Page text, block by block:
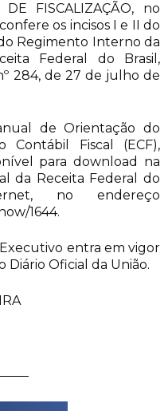
DE FISCALIZAÇÃO, no
os incisos I e II do
Regimento Interno da
Federal do Brasil,
284, de 27 de julho de
de Orientação do
Contábil Fiscal (ECF),
para download na
da Receita Federal do
no endereço
1644.
entra em vigor
Diário Oficial da União.